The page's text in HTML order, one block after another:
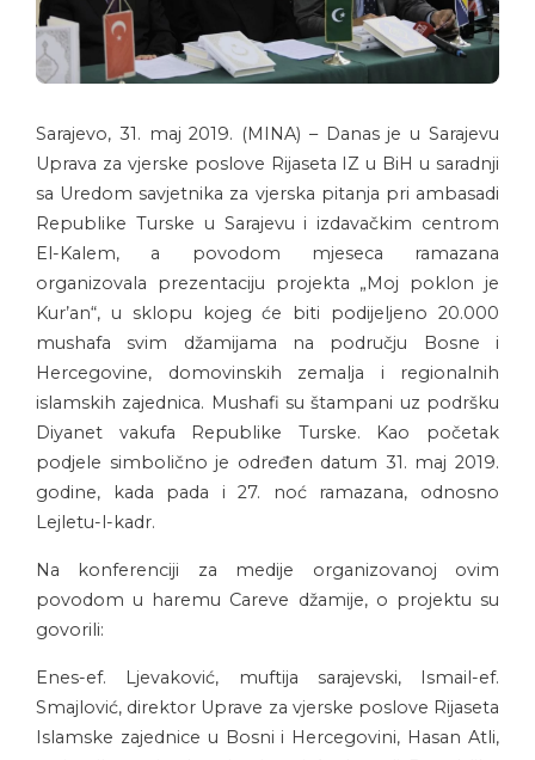
Sarajevo, 31. maj 2019. (MINA) – Danas je u Sarajevu
Uprava za vjerske poslove Rijaseta IZ u BiH u saradnji
sa Uredom savjetnika za vjerska pitanja pri ambasadi
Republike Turske u Sarajevu i izdavačkim centrom
El-Kalem, a povodom mjeseca ramazana
organizovala prezentaciju projekta „Moj poklon je
Kur’an“, u sklopu kojeg će biti podijeljeno 20.000
mushafa svim džamijama na području Bosne i
Hercegovine, domovinskih zemalja i regionalnih
islamskih zajednica. Mushafi su štampani uz podršku
Diyanet vakufa Republike Turske. Kao početak
podjele simbolično je određen datum 31. maj 2019.
godine, kada pada i 27. noć ramazana, odnosno
Lejletu-l-kadr.
Na konferenciji za medije organizovanoj ovim
povodom u haremu Careve džamije, o projektu su
govorili:
Enes-ef. Ljevaković, muftija sarajevski, Ismail-ef.
Smajlović, direktor Uprave za vjerske poslove Rijaseta
Islamske zajednice u Bosni i Hercegovini, Hasan Atli,